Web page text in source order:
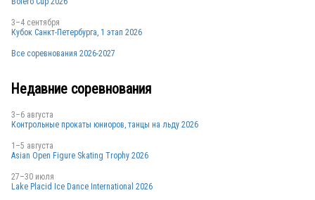
3–4 сентября
Кубок Санкт-Петербурга, 1 этап 2026
Все соревнования 2026-2027
Недавние соревнования
3–6 августа
Контрольные прокаты юниоров, танцы на льду 2026
1–5 августа
Asian Open Figure Skating Trophy 2026
27–30 июля
Lake Placid Ice Dance International 2026